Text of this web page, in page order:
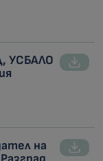
УСБАЛО
на